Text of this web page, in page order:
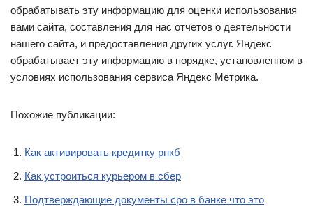
обрабатывать эту информацию для оценки использования
вами сайта, составления для нас отчетов о деятельности
нашего сайта, и предоставления других услуг. Яндекс
обрабатывает эту информацию в порядке, установленном в
условиях использования сервиса Яндекс Метрика.
Похожие публикации:
Как активировать кредитку рнкб
Как устроиться курьером в сбер
Подтверждающие документы сро в банке что это